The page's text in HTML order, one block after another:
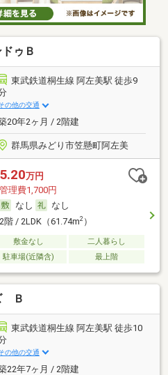
ゥＢ
東武鉄道桐生線 阿左美駅 徒歩9
の他の交通
20年2ヶ月 / 2階建
群馬県みどり市笠懸町阿左美
5.20万円
管理費1,700円
なし
なし
2階 / 2LDK（61.74m2）
敷金なし
二人暮らし
駐車場(近隣含) 最上階
Ｂ
東武鉄道桐生線 阿左美駅 徒歩10
の他の交通
22年7ヶ月 / 2階建